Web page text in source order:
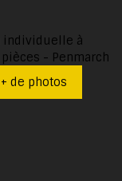
+ de photos